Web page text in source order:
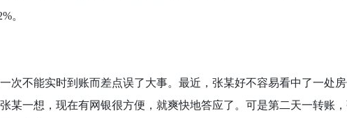
。
次不能实时到账而差点误了大事。最近，张某好不容易看中了一处
某一想，现在有网银很方便，就爽快地答应了。可是第二天一转账